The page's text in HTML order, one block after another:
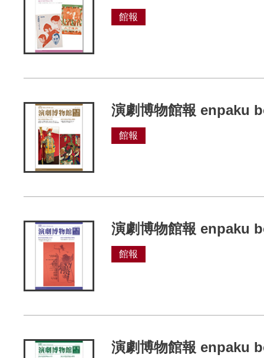
館報
演劇博物館報 enpaku
館報
演劇博物館報 enpaku
館報
演劇博物館報 enpaku